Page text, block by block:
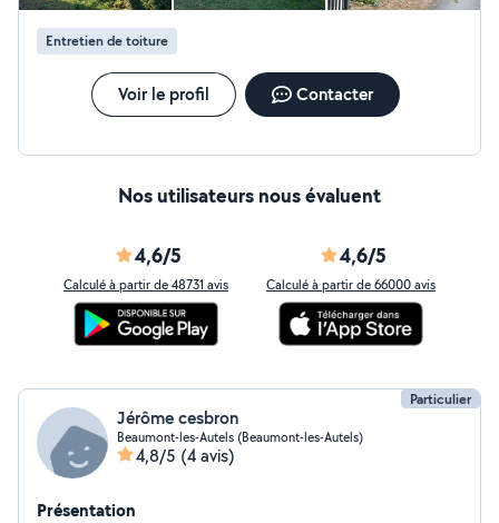
Entretien de toiture
Voir le profil Contacter
Nos utilisateurs nous évaluent
4,6/5
Calculé à partir de 48731 avis
4,6/5
Calculé à partir de 66000 avis
Particulier
Jérôme cesbron
Beaumont-les-Autels (Beaumont-les-Autels)
4,8/5 (4 avis)
Présentation